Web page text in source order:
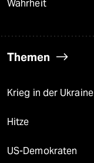
Wahrheit
Themen
Krieg in der Ukraine
Hitze
US-Demokraten